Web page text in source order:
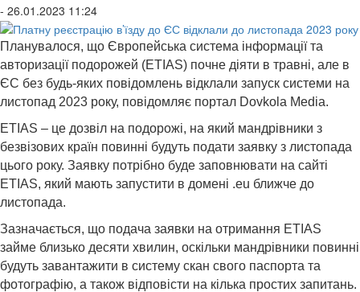
- 26.01.2023 11:24
Планувалося, що Європейська система інформації та
авторизації подорожей (ETIAS) почне діяти в травні, але в
ЄС без будь-яких повідомлень відклали запуск системи на
листопад 2023 року, повідомляє портал Dovkola Media.
ETIAS – це дозвіл на подорожі, на який мандрівники з
безвізових країн повинні будуть подати заявку з листопада
цього року. Заявку потрібно буде заповнювати на сайті
ETIAS, який мають запустити в домені .eu ближче до
листопада.
Зазначається, що подача заявки на отримання ETIAS
займе близько десяти хвилин, оскільки мандрівники повинні
будуть завантажити в систему скан свого паспорта та
фотографію, а також відповісти на кілька простих запитань.